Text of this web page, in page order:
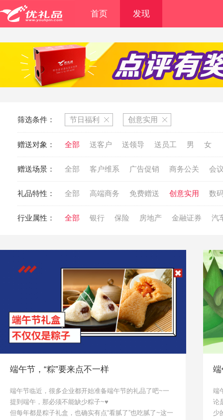
首页 发现
筛选条件： 节日福利 创意实用
赠送对象： 全部 送客户 送领导 送员工 男 女
赠送场景： 全部 客户维系 广告促销 商务公关 会
礼品特性： 全部 高端商务 免费赠送 创意实用 数
行业属性： 全部 银行 保险 房地产 金融证券 汽
端午节，“粽”要来点不一样
端午节临近，很多企业都开始准备端午节的礼品了吧~一
提到端午，那必须不能缺少粽子~♥
但每年都是粽子礼盒，也确实有点“看腻了”也吃腻了~这一
端
论
少